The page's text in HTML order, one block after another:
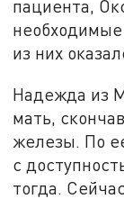
пациента,
из них
Надежда из
мать,
железы. По
с
тогда.